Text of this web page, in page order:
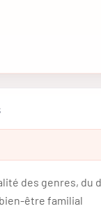
des genres, du
être familial